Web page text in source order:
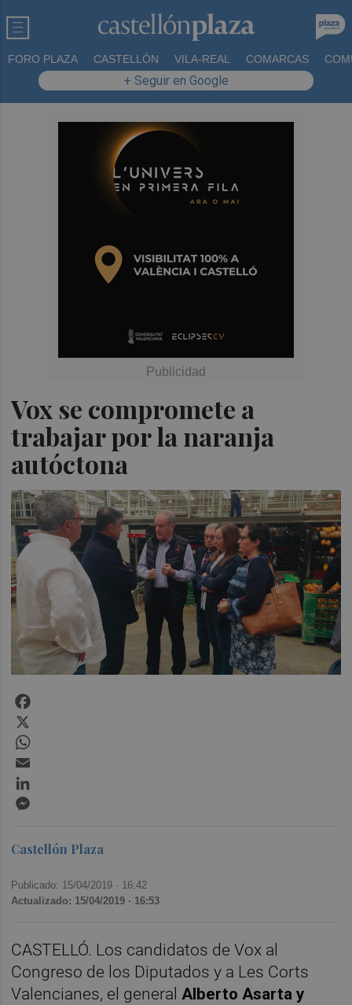
FORO PLAZA CASTELLÓN VILA-REAL COMARCAS
+ Seguir en Google
Vox se compromete a
trabajar por la naranja
autóctona
Castellón Plaza
Publicado: 15/04/2019 · 16:42
Actualizado: 15/04/2019 · 16:53
CASTELLÓ. Los candidatos de Vox al
Congreso de los Diputados y a Les Corts
Valencianes, el general Alberto Asarta y